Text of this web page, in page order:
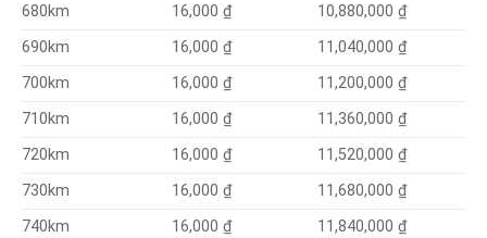
680km
16,000 ₫
10,880,000 ₫
690km
16,000 ₫
11,040,000 ₫
700km
16,000 ₫
11,200,000 ₫
710km
16,000 ₫
11,360,000 ₫
720km
16,000 ₫
11,520,000 ₫
730km
16,000 ₫
11,680,000 ₫
740km
16,000 ₫ 11,840,000 ₫